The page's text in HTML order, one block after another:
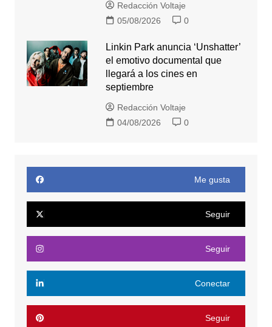
Redacción Voltaje
05/08/2026
0
Linkin Park anuncia ‘Unshatter’
el emotivo documental que
llegará a los cines en
septiembre
Redacción Voltaje
04/08/2026
0
Me gusta
Seguir
Seguir
Conectar
Seguir